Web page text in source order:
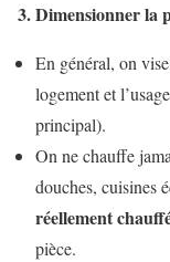
3. Dimensionner la
En général, on
logement et
principal).
On ne chauffe
douches, cuisines
réellement
pièce.